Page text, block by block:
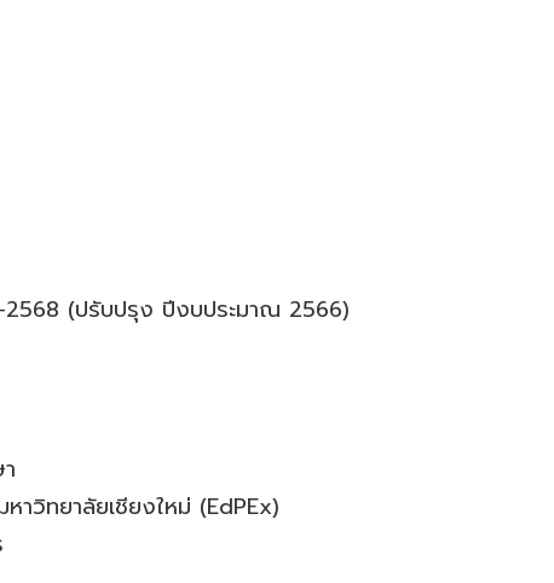
(ปรับปรุง ปีงบประมาณ 2566)
าวิทยาลัยเชียงใหม่ (EdPEx)